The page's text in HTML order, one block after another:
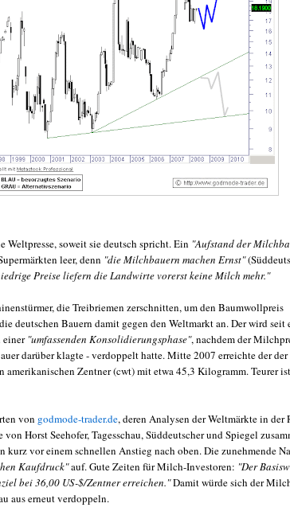
Weltpresse, soweit sie deutsch spricht. Ein "Aufstand der
leer, denn "die Milchbauern machen Ernst"
Preise liefern die Landwirte vorerst keine Milch mehr."
die Treibriemen zerschnitten, um den Baumwollpreis
deutschen Bauern damit gegen den Weltmarkt an. Der wird seit
einer "umfassenden Konsolidierungsphase", nachdem der
darüber klagte - verdoppelt hatte. Mitte 2007 erreichte der
amerikanischen Zentner (cwt) mit etwa 45,3 Kilogramm. Teurer
von godmode-trader.de, deren Analysen der Weltmärkte in der
Horst Seehofer, Tagesschau, Süddeutscher und Spiegel
kurz vor einem schnellen Anstieg nach oben. Die zunehmende
Kaufdruck"auf. Gute Zeiten für Milch-Investoren: "Der
bei 36,00 US-$/Zentner erreichen."Damit würde sich der
aus erneut verdoppeln.